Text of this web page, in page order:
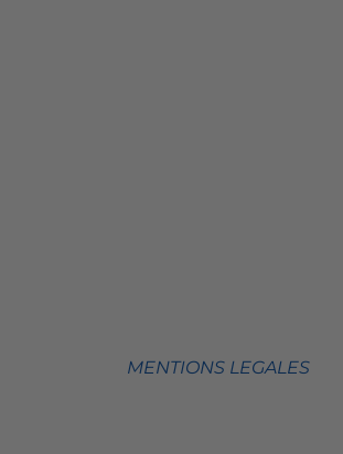
MENTIONS LEGALES